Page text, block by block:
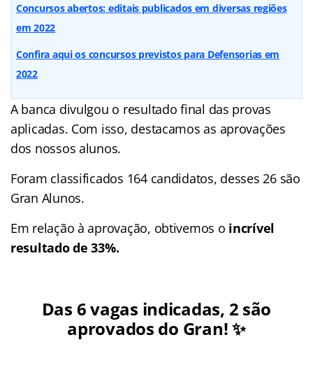
Concursos abertos: editais publicados em diversas regiões
em 2022
Confira aqui os concursos previstos para Defensorias em
2022
A banca divulgou o resultado final das provas
aplicadas. Com isso, destacamos as aprovações
dos nossos alunos.
Foram classificados 164 candidatos, desses 26 são
Gran Alunos.
Em relação à aprovação, obtivemos o incrível
resultado de 33%.
Das 6 vagas indicadas, 2 são
aprovados do Gran! ✨